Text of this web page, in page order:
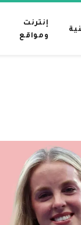
إنترنت
ومواقع